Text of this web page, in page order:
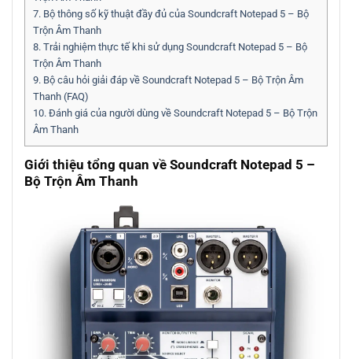
7. Bộ thông số kỹ thuật đầy đủ của Soundcraft Notepad 5 – Bộ
Trộn Âm Thanh
8. Trải nghiệm thực tế khi sử dụng Soundcraft Notepad 5 – Bộ
Trộn Âm Thanh
9. Bộ câu hỏi giải đáp về Soundcraft Notepad 5 – Bộ Trộn Âm
Thanh (FAQ)
10. Đánh giá của người dùng về Soundcraft Notepad 5 – Bộ Trộn
Âm Thanh
Giới thiệu tổng quan về Soundcraft Notepad 5 –
Bộ Trộn Âm Thanh